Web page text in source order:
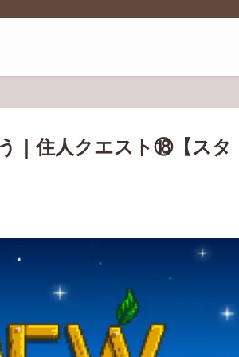
｜住人クエスト⑱【スタ